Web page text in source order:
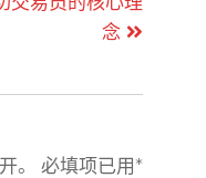
念
。 必填项已用*